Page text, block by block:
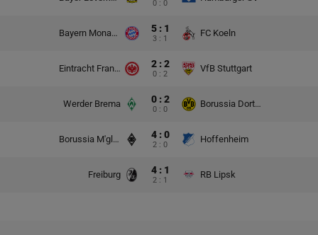
0 : 0
Bayern Monachium 5 : 1
3 : 1
FC Koeln
Eintracht Frankfurt 2 : 2
0 : 2
VfB Stuttgart
Werder Brema 0 : 2
0 : 0
Borussia Dortmund
Borussia M'gladbach 4 : 0
2 : 0
Hoffenheim
Freiburg 4 : 1
2 : 1
RB Lipsk